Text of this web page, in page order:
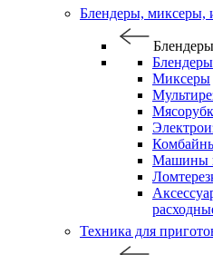
Блендеры, миксеры,
Блендеры
Миксеры
Машины
Техника для